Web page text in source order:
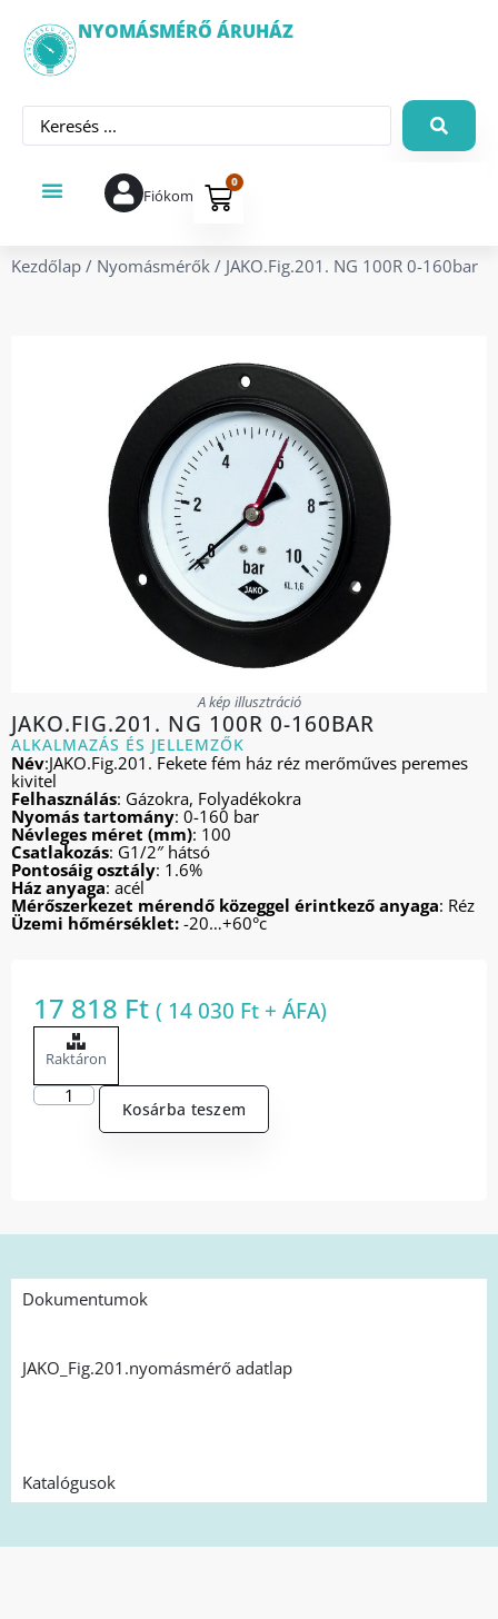
NYOMÁSMÉRŐ ÁRUHÁZ
Fiókom
0
Kezdőlap / Nyomásmérők / JAKO.Fig.201. NG 100R 0-160bar
A kép illusztráció
JAKO.FIG.201. NG 100R 0-160BAR
ALKALMAZÁS ÉS JELLEMZŐK
Név:JAKO.Fig.201. Fekete fém ház réz merőműves peremes
kivitel
Felhasználás: Gázokra, Folyadékokra
Nyomás tartomány: 0-160 bar
Névleges méret (mm): 100
Csatlakozás: G1/2″ hátsó
Pontosáig osztály: 1.6%
Ház anyaga: acél
Mérőszerkezet mérendő közeggel érintkező anyaga: Réz
Üzemi hőmérséklet: -20…+60°c
17 818 Ft ( 14 030 Ft + ÁFA)
Raktáron
Kosárba teszem
Dokumentumok
JAKO_Fig.201.nyomásmérő adatlap
Katalógusok